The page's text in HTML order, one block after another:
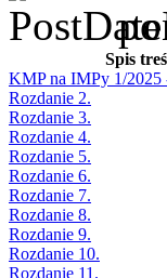
Spis
KMP na IMPy 1/2025
Rozdanie 2.
Rozdanie 3.
Rozdanie 4.
Rozdanie 5.
Rozdanie 6.
Rozdanie 7.
Rozdanie 8.
Rozdanie 9.
Rozdanie 10.
Rozdanie 11.